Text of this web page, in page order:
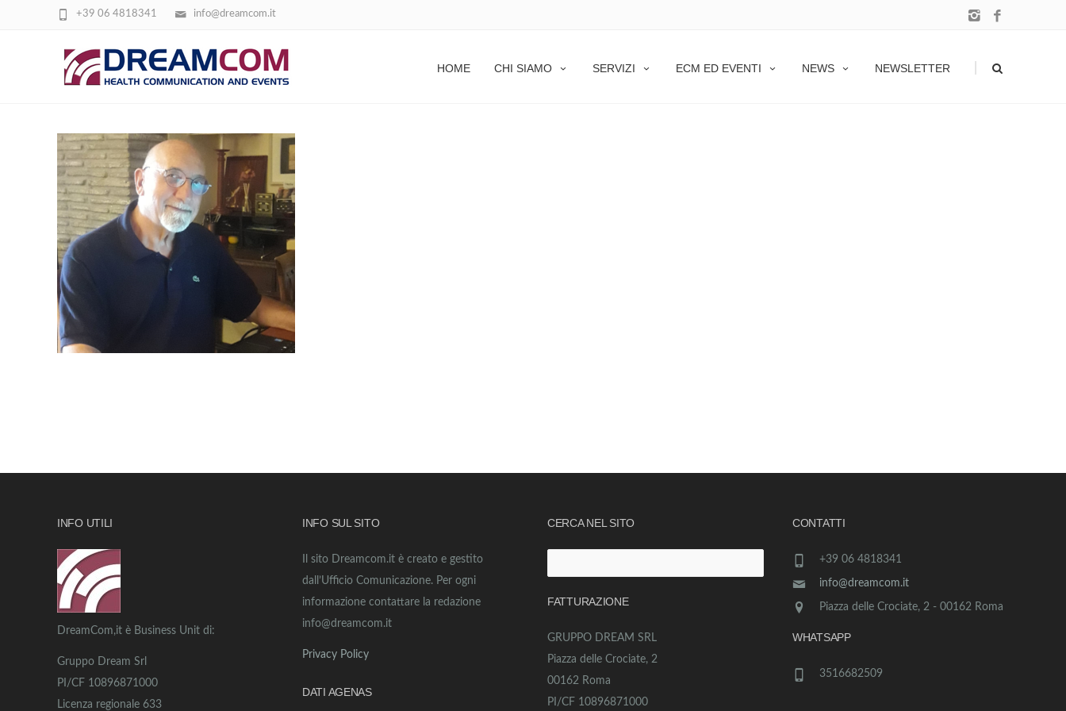
info@dreamcom.it
+39 06 4818341
HOME CHI SIAMO SERVIZI ECM ED EVENTI NEWS NEWSLETTER
LUIGI MAZZ
INFO UTILI
DreamCom,it è Business Unit di:
Gruppo Dream Srl
PI/CF 10896871000
Licenza regionale 633
INFO SUL SITO
Il sito Dreamcom.it è creato e gestito
dall’Ufficio Comunicazione. Per ogni
informazione contattare la redazione
info@dreamcom.it
Privacy Policy
DATI AGENAS
CERCA NEL SITO
per:
FATTURAZIONE
GRUPPO DREAM SRL
Piazza delle Crociate, 2
00162 Roma
PI/CF 10896871000
CONTATTI
+39 06 4818341
info@dreamcom.it
Piazza delle Crociate, 2 - 00162 Roma
WHATSAPP
3516682509